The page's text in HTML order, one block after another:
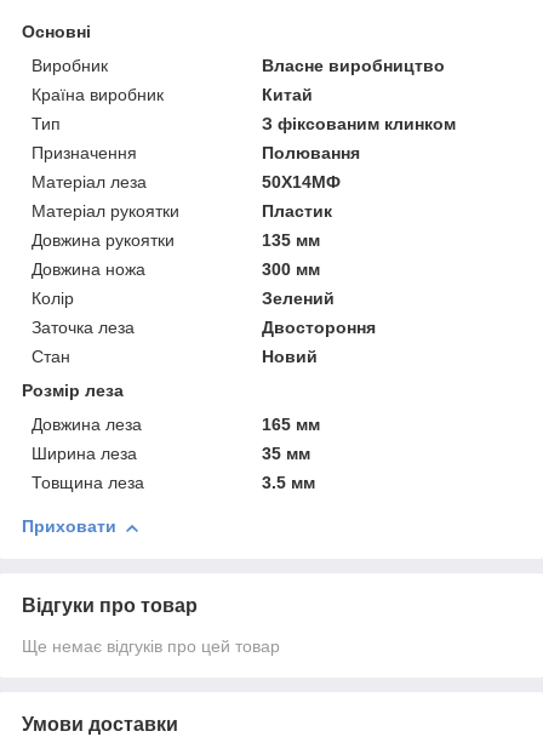
Основні
Виробник
Власне виробництво
Країна виробник
Китай
Тип
З фіксованим клинком
Призначення
Полювання
Матеріал леза
50Х14МФ
Матеріал рукоятки
Пластик
Довжина рукоятки
135 мм
Довжина ножа
300 мм
Колір
Зелений
Заточка леза
Двостороння
Стан
Новий
Розмір леза
Довжина леза
165 мм
Ширина леза
35 мм
Товщина леза
3.5 мм
Приховати
Відгуки про товар
Ще немає відгуків про цей товар
Умови доставки